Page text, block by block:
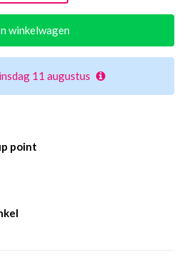
winkelwagen
11 augustus
point